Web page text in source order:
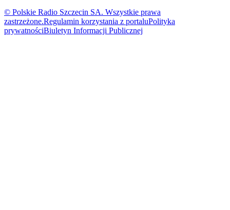
© Polskie Radio Szczecin SA. Wszystkie prawa
zastrzeżone.Regulamin korzystania z portaluPolityka
prywatnościBiuletyn Informacji Publicznej